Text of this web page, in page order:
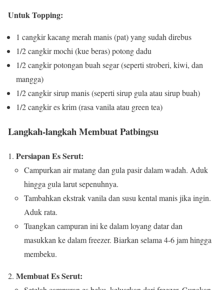
Untuk Topping:
1 cangkir kacang merah manis (pat) yang sudah direbus
1/2 cangkir mochi (kue beras) potong dadu
1/2 cangkir potongan buah segar (seperti stroberi, kiwi, dan
mangga)
1/2 cangkir sirup manis (seperti sirup gula atau sirup buah)
1/2 cangkir es krim (rasa vanila atau green tea)
Langkah-langkah Membuat Patbingsu
Persiapan Es Serut:
Campurkan air matang dan gula pasir dalam wadah. Aduk
hingga gula larut sepenuhnya.
Tambahkan ekstrak vanila dan susu kental manis jika ingin.
Aduk rata.
Tuangkan campuran ini ke dalam loyang datar dan
masukkan ke dalam freezer. Biarkan selama 4-6 jam hingga
membeku.
Membuat Es Serut: